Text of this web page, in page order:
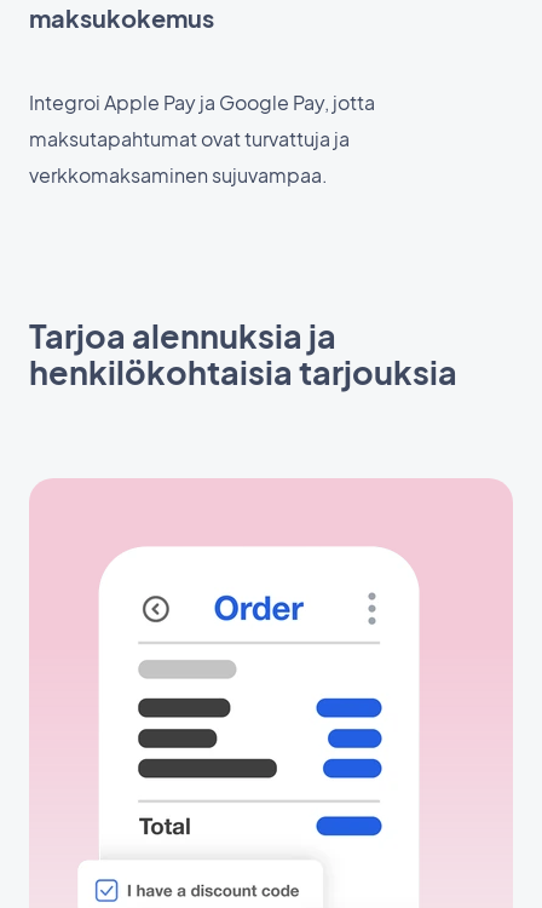
maksukokemus
Integroi Apple Pay ja Google Pay, jotta
maksutapahtumat ovat turvattuja ja
verkkomaksaminen sujuvampaa.
Tarjoa alennuksia ja
henkilökohtaisia tarjouksia